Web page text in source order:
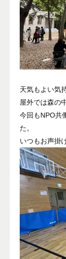
天気もよい気
屋外では森の
今回もNPO共
た。
いつもお声掛